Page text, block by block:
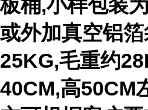
板桶,小样包装
或外加真空铝
25KG,毛重约
40CM,高50CM